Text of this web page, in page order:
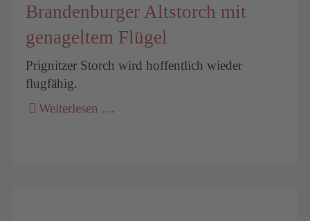
Brandenburger Altstorch mit
genageltem Flügel
Prignitzer Storch wird hoffentlich wieder
flugfähig.
Weiterlesen …